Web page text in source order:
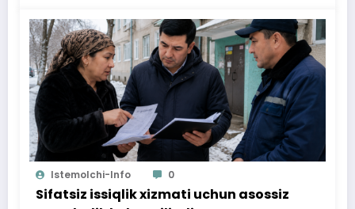
Istemolchi-Info 0
Sifatsiz issiqlik xizmati uchun asossiz